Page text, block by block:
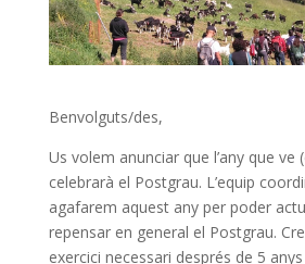
Benvolguts/des,
Us volem anunciar que l’any que ve
celebrarà el Postgrau. L’equip
agafarem aquest any per poder
repensar en general el Postgrau.
exercici necessari després de 5